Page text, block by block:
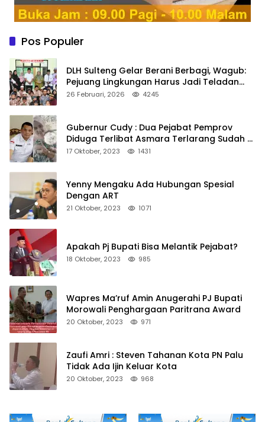
Pos Populer
DLH Sulteng Gelar Berani Berbagi, Wagub:
Pejuang Lingkungan Harus Jadi Teladan
Kepedulian
26 Februari, 2026 4245
Gubernur Cudy : Dua Pejabat Pemprov
Diduga Terlibat Asmara Terlarang Sudah di
Non Job
17 Oktober, 2023 1431
Yenny Mengaku Ada Hubungan Spesial
Dengan ART
21 Oktober, 2023 1071
Apakah Pj Bupati Bisa Melantik Pejabat?
18 Oktober, 2023 985
Wapres Ma’ruf Amin Anugerahi PJ Bupati
Morowali Penghargaan Paritrana Award
20 Oktober, 2023 971
Zaufi Amri : Steven Tahanan Kota PN Palu
Tidak Ada Ijin Keluar Kota
20 Oktober, 2023 968